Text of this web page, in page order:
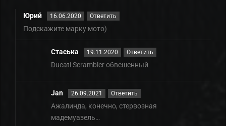
Юрий 16.06.2020 Ответить
Подскажите марку мото)
Стаська 19.11.2020 Ответить
Ducati Scrambler обвешенный
Jan 26.09.2021 Ответить
Ажалинда, конечно, стервозная
мадемуазель…